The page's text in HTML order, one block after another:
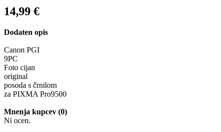
14,99 €
Dodaten opis
Canon PGI
9PC
Foto cijan
original
posoda s črnilom
za PIXMA Pro9500
Mnenja kupcev (0)
Ni ocen.